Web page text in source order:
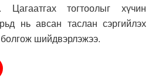
Цагаатгах тогтоолыг хүчин
нь авсан таслан сэргийлэх
шийдвэрлэжээ.